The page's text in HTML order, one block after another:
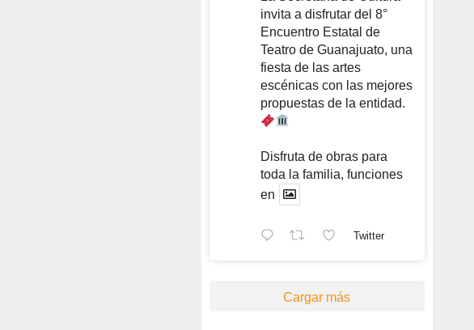
invita a disfrutar del 8°
Encuentro Estatal de
Teatro de Guanajuato, una
fiesta de las artes
escénicas con las mejores
propuestas de la entidad.
Disfruta de obras para
toda la familia, funciones
en
Twitter
Cargar más